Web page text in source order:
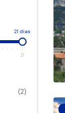
21 dias
21
(2)